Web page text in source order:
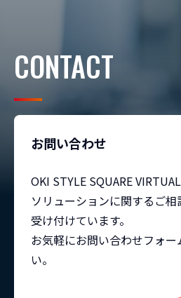
CONTACT
お問い合わせ
OKI STYLE SQUARE
ソリューションに関するご
受け付けています。
お気軽にお問い合わせフォ
い。